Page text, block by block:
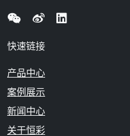
快速链接
产品中心
案例展示
新闻中心
关于恒彩